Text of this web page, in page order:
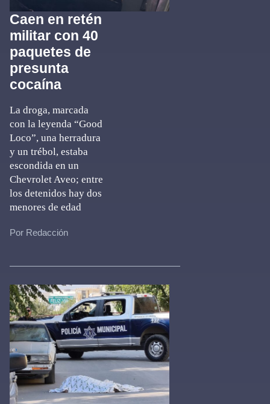
Caen en retén
militar con 40
paquetes de
presunta
cocaína
La droga, marcada
con la leyenda “Good
Loco”, una herradura
y un trébol, estaba
escondida en un
Chevrolet Aveo; entre
los detenidos hay dos
menores de edad
Por Redacción